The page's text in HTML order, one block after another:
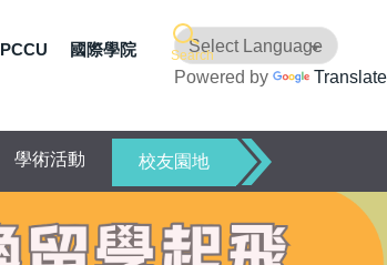
Powered by Translate
Search
PCCU 國際學院
學術活動 校友園地